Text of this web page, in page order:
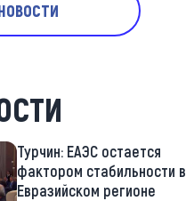
Турчин: ЕАЭС остается
фактором стабильности в
Евразийском регионе